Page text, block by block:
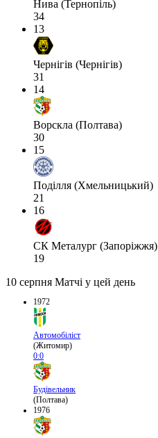
Нива (Тернопіль)
34
13
Чернігів (Чернігів)
31
14
Ворскла (Полтава)
30
15
Поділля (Хмельницький)
21
16
СК Металург (Запоріжжя)
19
10 серпня Матчі у цей день
1972
Автомобіліст
(Житомир)
0:0
Будівельник
(Полтава)
1976